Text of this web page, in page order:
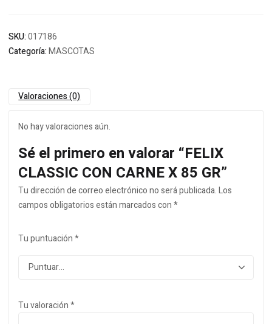
SKU:017186
Categoría:MASCOTAS
Valoraciones (0)
No hay valoraciones aún.
Sé el primero en valorar “FELIX
CLASSIC CON CARNE X 85 GR”
Tu dirección de correo electrónico no será publicada.Los
campos obligatorios están marcados con*
Tu puntuación*
Tu valoración*